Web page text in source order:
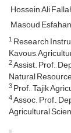
Hossein Ali
Masoud
1Research
Kavous,
2Assist. Prof.,
Natural
3Prof., Tajik
4Assoc. Prof.,
Agricultural